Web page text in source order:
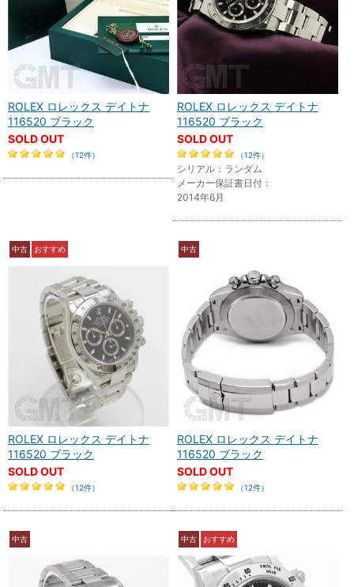
ROLEX ロレックス デイトナ
116520 ブラック
SOLD OUT
（12件）
ROLEX ロレックス デイトナ
116520 ブラック
SOLD OUT
（12件）
シリアル：ランダム
メーカー保証書日付：
2014年6月
中古 おすすめ
ROLEX ロレックス デイトナ
116520 ブラック
SOLD OUT
（12件）
中古
ROLEX ロレックス デイトナ
116520 ブラック
SOLD OUT
（12件）
中古 中古 おすすめ